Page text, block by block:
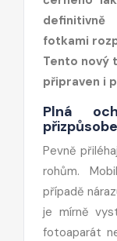
fotkami
Tento nový
připraven i
Plná
Pevně
rohům.
případě
je mírně
fotoaparát